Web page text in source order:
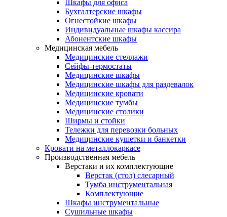
Шкафы для офиса
Бухгалтерские шкафы
Огнестойкие шкафы
Индивидуальные шкафы кассира
Абонентские шкафы
Медицинская мебель
Медицинские стеллажи
Сейфы-термостаты
Медицинские шкафы
Медицинские шкафы для раздевалок
Медицинские кровати
Медицинские тумбы
Медицинские столики
Ширмы и стойки
Тележки для перевозки больных
Медицинские кушетки и банкетки
Кровати на металлокаркасе
Производственная мебель
Верстаки и их комплектующие
Верстак (стол) слесарный
Тумба инструментальная
Комплектующие
Шкафы инструментальные
Сушильные шкафы